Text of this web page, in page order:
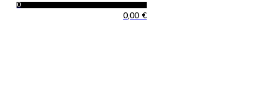
0
0,00 €